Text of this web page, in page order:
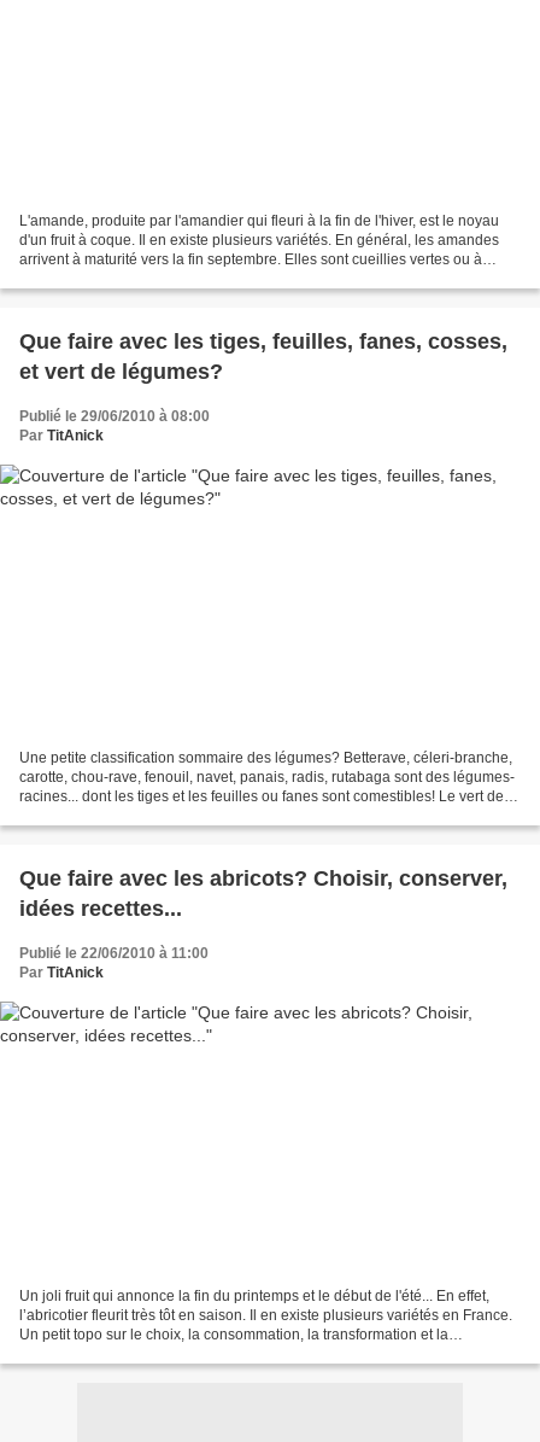
L'amande, produite par l'amandier qui fleuri à la fin de l'hiver, est le noyau
d'un fruit à coque. Il en existe plusieurs variétés. En général, les amandes
arrivent à maturité vers la fin septembre. Elles sont cueillies vertes ou à
Que faire avec les tiges, feuilles, fanes, cosses,
et vert de légumes?
Publié le 29/06/2010 à 08:00
Par TitAnick
Une petite classification sommaire des légumes? Betterave, céleri-branche,
carotte, chou-rave, fenouil, navet, panais, radis, rutabaga sont des légumes-
racines... dont les tiges et les feuilles ou fanes sont comestibles! Le vert de
Que faire avec les abricots? Choisir, conserver,
idées recettes...
Publié le 22/06/2010 à 11:00
Par TitAnick
Un joli fruit qui annonce la fin du printemps et le début de l'été... En effet,
l’abricotier fleurit très tôt en saison. Il en existe plusieurs variétés en France.
Un petit topo sur le choix, la consommation, la transformation et la